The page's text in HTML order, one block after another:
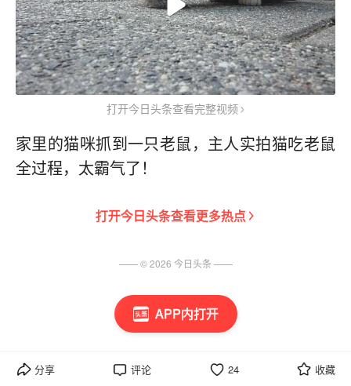
APP内打开
打开今日头条查看完整视频
家里的猫咪抓到一只老鼠，主人实拍猫吃老鼠
全过程，太霸气了！
打开今日头条查看更多热点
分享 评论 24 收藏
—— ©2026 今日头条 ——